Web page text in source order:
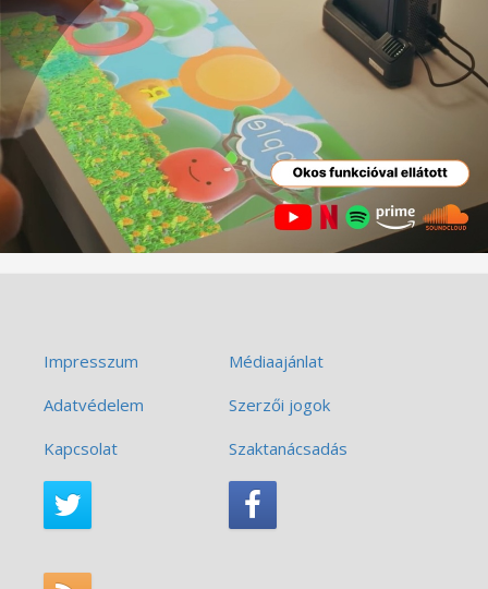
Impresszum
Médiaajánlat
Adatvédelem
Szerzői jogok
Kapcsolat
Szaktanácsadás